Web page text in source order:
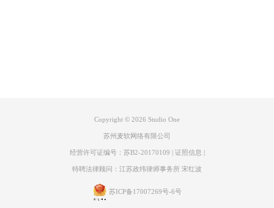
图 3 Studio One声卡配置
Copyright © 2026 Studio One
苏州麦软网络有限公司
经营许可证编号：苏B2-20170109 证照信息
特聘法律顾问：江苏政纬律师事务所 宋红波
苏ICP备17007269号-6号